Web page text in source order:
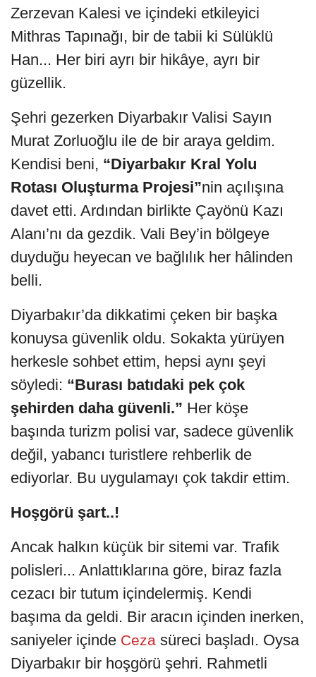
Zerzevan Kalesi ve içindeki etkileyici
Mithras Tapınağı, bir de tabii ki Sülüklü
Han... Her biri ayrı bir hikâye, ayrı bir
güzellik.
Şehri gezerken Diyarbakır Valisi Sayın
Murat Zorluoğlu ile de bir araya geldim.
Kendisi beni, “Diyarbakır Kral Yolu
Rotası Oluşturma Projesi”nin açılışına
davet etti. Ardından birlikte Çayönü Kazı
Alanı’nı da gezdik. Vali Bey’in bölgeye
duyduğu heyecan ve bağlılık her hâlinden
belli.
Diyarbakır’da dikkatimi çeken bir başka
konuysa güvenlik oldu. Sokakta yürüyen
herkesle sohbet ettim, hepsi aynı şeyi
söyledi: “Burası batıdaki pek çok
şehirden daha güvenli.” Her köşe
başında turizm polisi var, sadece güvenlik
değil, yabancı turistlere rehberlik de
ediyorlar. Bu uygulamayı çok takdir ettim.
Hoşgörü şart..!
Ancak halkın küçük bir sitemi var. Trafik
polisleri... Anlattıklarına göre, biraz fazla
cezacı bir tutum içindelermiş. Kendi
başıma da geldi. Bir aracın içinden inerken,
saniyeler içinde Ceza süreci başladı. Oysa
Diyarbakır bir hoşgörü şehri. Rahmetli